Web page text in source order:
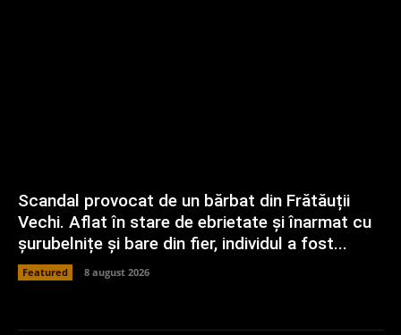
Scandal provocat de un bărbat din Frătăuții
Vechi. Aflat în stare de ebrietate și înarmat cu
șurubelnițe și bare din fier, individul a fost...
Featured 8 august 2026